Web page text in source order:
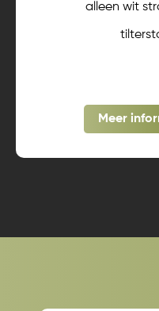
alleen wit
Meer